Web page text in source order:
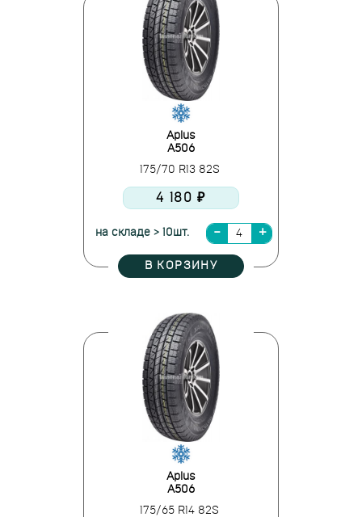
Aplus
A506
175/70 R13 82S
4 180 ₽
на складе > 10шт.
В КОРЗИНУ
Aplus
A506
175/65 R14 82S